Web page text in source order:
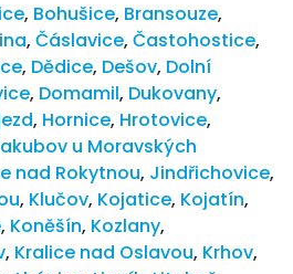
, Bohušice, Bransouze,
, Čáslavice, Častohostice,
, Dědice, Dešov, Dolní
, Domamil, Dukovany,
, Hornice, Hrotovice,
u Moravských
nad Rokytnou, Jindřichovice,
, Klučov, Kojatice, Kojatín,
, Koněšín, Kozlany,
, Kralice nad Oslavou, Krhov,